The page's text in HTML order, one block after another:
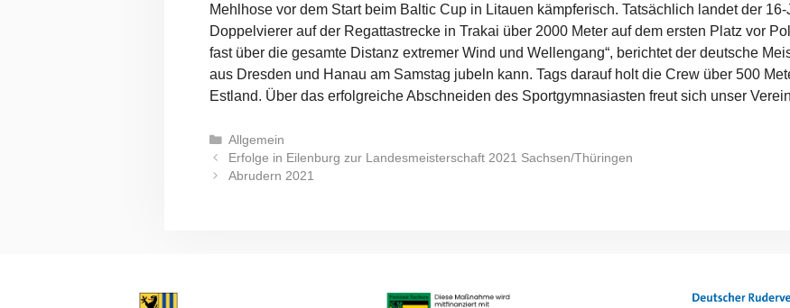
Mehlhose vor dem Start beim Baltic Cup in Litauen kämpferisch. Tatsächlich landet der
Doppelvierer auf der Regattastrecke in Trakai über 2000 Meter auf dem ersten Platz vor
fast über die gesamte Distanz extremer Wind und Wellengang“, berichtet der deutsche
aus Dresden und Hanau am Samstag jubeln kann. Tags darauf holt die Crew über 500
Estland. Über das erfolgreiche Abschneiden des Sportgymnasiasten freut sich unser
Kategorien
Allgemein
Erfolge in Eilenburg zur Landesmeisterschaft 2021 Sachsen/Thüringen
Abrudern 2021